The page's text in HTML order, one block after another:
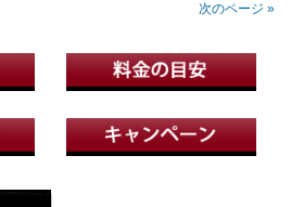
次のページ »